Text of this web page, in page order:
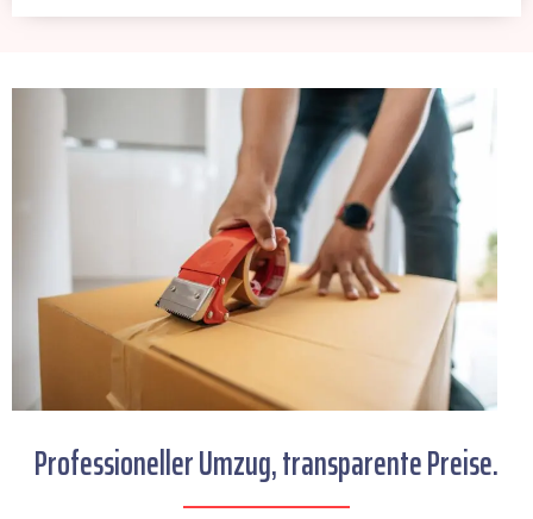
Professioneller Umzug, transparente Preise.